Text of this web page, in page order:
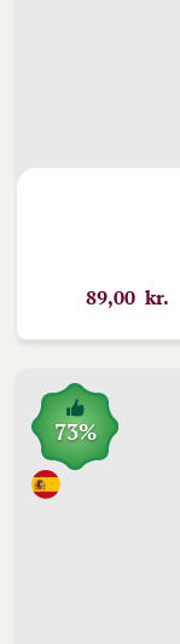
89,00 kr.
73%